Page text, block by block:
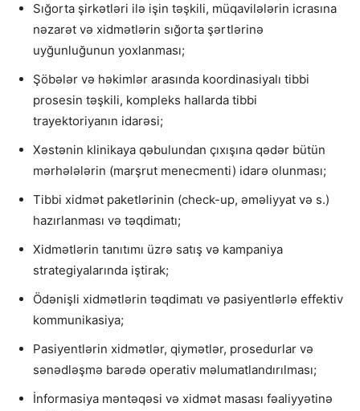
Sığorta şirkətləri ilə işin təşkili, müqavilələrin icrasına
nəzarət və xidmətlərin sığorta şərtlərinə
uyğunluğunun yoxlanması;
Şöbələr və həkimlər arasında koordinasiyalı tibbi
prosesin təşkili, kompleks hallarda tibbi
trayektoriyanın idarəsi;
Xəstənin klinikaya qəbulundan çıxışına qədər bütün
mərhələlərin (marşrut menecmenti) idarə olunması;
Tibbi xidmət paketlərinin (check-up, əməliyyat və s.)
hazırlanması və təqdimatı;
Xidmətlərin tanıtımı üzrə satış və kampaniya
strategiyalarında iştirak;
Ödənişli xidmətlərin təqdimatı və pasiyentlərlə effektiv
kommunikasiya;
Pasiyentlərin xidmətlər, qiymətlər, prosedurlar və
sənədləşmə barədə operativ məlumatlandırılması;
İnformasiya məntəqəsi və xidmət masası fəaliyyətinə